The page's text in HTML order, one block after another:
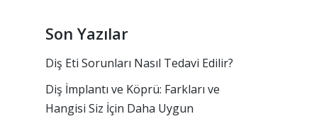
Son Yazılar
Diş Eti Sorunları Nasıl Tedavi Edilir?
Diş İmplantı ve Köprü: Farkları ve
Hangisi Siz İçin Daha Uygun